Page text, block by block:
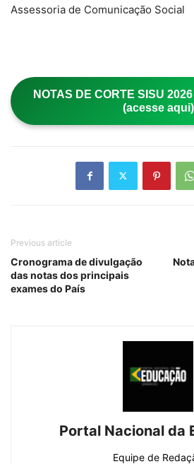
Assessoria de Comunicação Social
NOTAS DE CORTE SISU
(acesse aqui)
Previous article
Cronograma de divulgação
das notas dos principais
exames do País
Portal Nacional da
Equipe de